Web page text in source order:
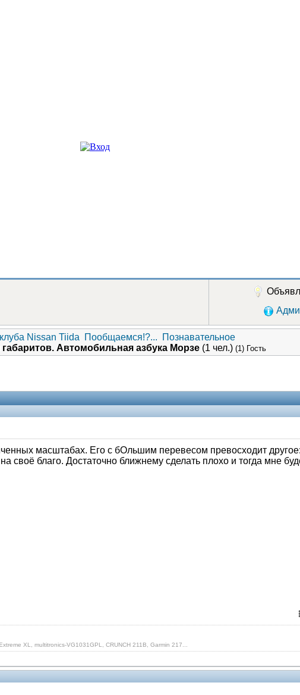
Nissan Tiida Пообщаемся!?...
Познавательное
Автомобильная азбука Морзе (1 чел.) (1) Гость
масштабах. Его с бОльшим перевесом превосходит
своё благо. Достаточно ближнему сделать плохо и тогда мне
XL, multitronics-VG1031GPL, CRUNCH 211B, Garmin 217...